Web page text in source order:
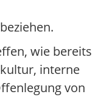
wie bereits
interne
von